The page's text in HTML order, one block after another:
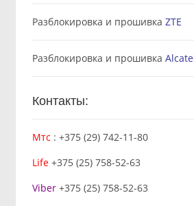
Разблокировка и прошивка ZTE
Разблокировка и прошивка
Контакты:
Мтс : +375 (29) 742-11-80
Life+375 (25) 758-52-63
Viber+375 (25) 758-52-63